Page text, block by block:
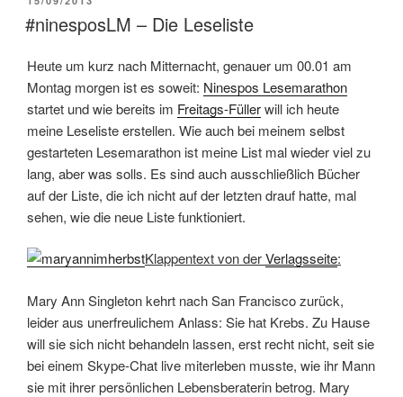
AM
#ninesposLM – Die Leseliste
Heute um kurz nach Mitternacht, genauer um 00.01 am
Montag morgen ist es soweit: Ninespos Lesemarathon
startet und wie bereits im Freitags-Füllerwill ich heute
meine Leseliste erstellen. Wie auch bei meinem selbst
gestarteten Lesemarathon ist meine List mal wieder viel zu
lang, aber was solls. Es sind auch ausschließlich Bücher
auf der Liste, die ich nicht auf der letzten drauf hatte, mal
sehen, wie die neue Liste funktioniert.
Klappentext von derVerlagsseite:
Mary Ann Singleton kehrt nach San Francisco zurück,
leider aus unerfreulichem Anlass: Sie hat Krebs. Zu Hause
will sie sich nicht behandeln lassen, erst recht nicht, seit sie
bei einem Skype-Chat live miterleben musste, wie ihr Mann
sie mit ihrer persönlichen Lebensberaterin betrog. Mary